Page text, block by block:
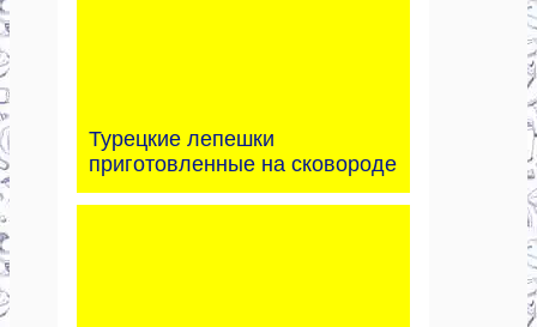
Турецкие лепешки
приготовленные на сковороде